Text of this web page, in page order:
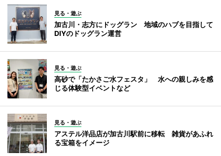
見る・遊ぶ
加古川・志方にドッグラン 地域のハブを目指して
DIYのドッグラン運営
見る・遊ぶ
高砂で「たかさご水フェスタ」 水への親しみを感
じる体験型イベントなど
見る・遊ぶ
アステル洋品店が加古川駅前に移転 雑貨があふれ
る宝箱をイメージ